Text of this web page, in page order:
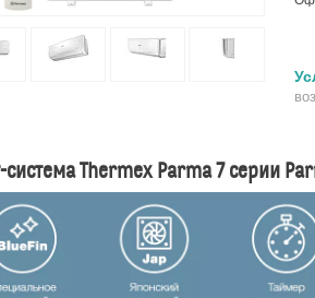
система Thermex Parma 7 серии